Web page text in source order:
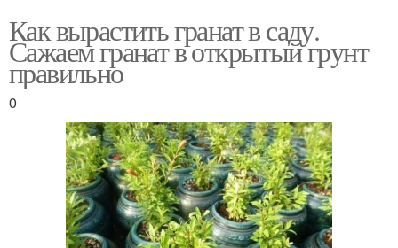
Как вырастить гранат в саду.
Сажаем гранат в открытый грунт
правильно
0